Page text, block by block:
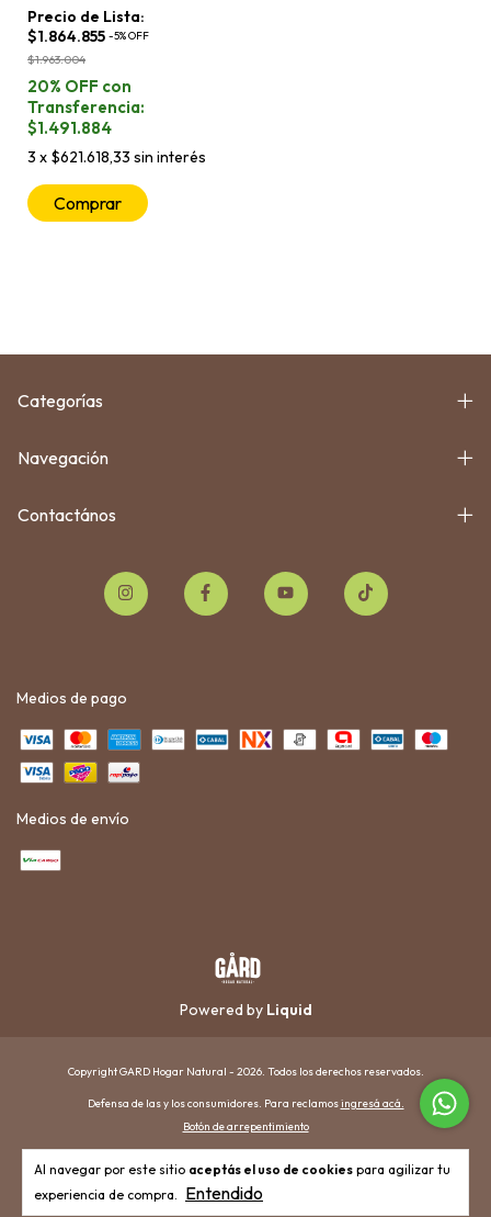
Al navegar por este sitio aceptás el uso de cookies para agilizar tu
experiencia de compra. Entendido
$1.864.855 -5%OFF
$1.963.004
$1.491.884
3 x $621.618,33 sin interés
Comprar
Categorías
Navegación
Contactános
Medios de pago
Medios de envío
Powered by Liquid
Copyright GARD Hogar Natural - 2026. Todos los derechos reservados.
Defensa de las y los consumidores. Para reclamosingresá acá.
Botón de arrepentimiento